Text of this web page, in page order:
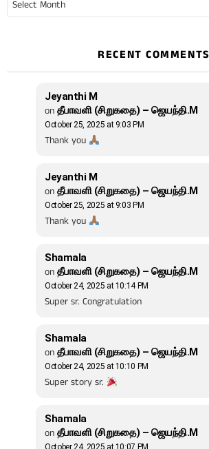
RECENT COMMENTS
Jeyanthi M
on தீபாவளி (சிறுகதை) – ஜெயந்தி.M
October 25, 2025 at 9:03 PM
Thank you
Jeyanthi M
on தீபாவளி (சிறுகதை) – ஜெயந்தி.M
October 25, 2025 at 9:03 PM
Thank you
Shamala
on தீபாவளி (சிறுகதை) – ஜெயந்தி.M
October 24, 2025 at 10:14 PM
Super sr. Congratulation
Shamala
on தீபாவளி (சிறுகதை) – ஜெயந்தி.M
October 24, 2025 at 10:10 PM
Super story sr.
Shamala
on தீபாவளி (சிறுகதை) – ஜெயந்தி.M